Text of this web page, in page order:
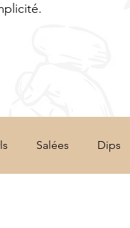
Salées Dips